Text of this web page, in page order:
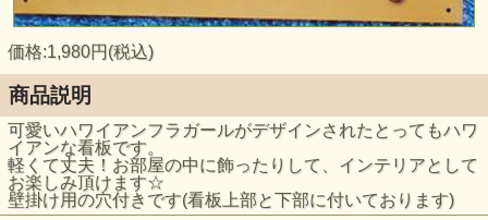
価格:1,980円(税込)
商品説明
可愛いハワイアンフラガールがデザインされたとってもハワ
イアンな看板です。
軽くて丈夫！お部屋の中に飾ったりして、インテリアとして
お楽しみ頂けます☆
壁掛け用の穴付きです(看板上部と下部に付いております)